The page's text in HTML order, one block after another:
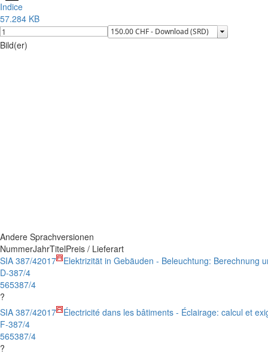
Indice
57.284 KB
Bild(er)
Andere Sprachversionen
NummerJahrTitelPreis / Lieferart
SIA 387/4
D-387/4
565387/4
?
2017 Elektrizität in Gebäuden - Beleuchtung: Berechnung
SIA 387/4
F-387/4
565387/4
?
2017 Électricité dans les bâtiments - Éclairage: calcul et